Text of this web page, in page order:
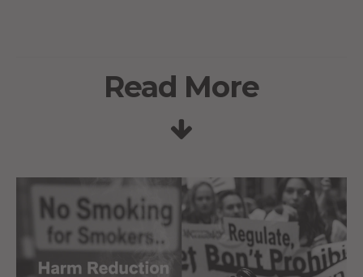
Read More